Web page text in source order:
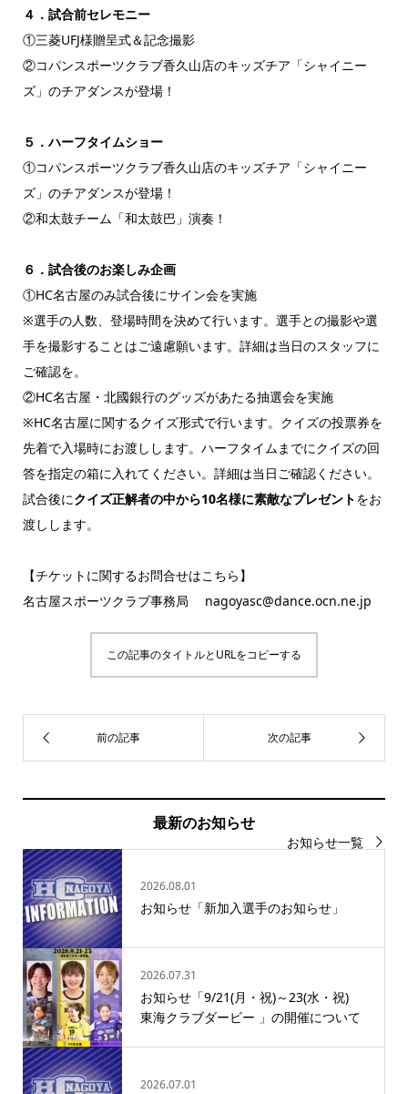
４．試合前セレモニー
①三菱UFJ様贈呈式＆記念撮影
②コパンスポーツクラブ香久山店のキッズチア「シャイニー
ズ」のチアダンスが登場！
５．ハーフタイムショー
①コパンスポーツクラブ香久山店のキッズチア「シャイニー
ズ」のチアダンスが登場！
②和太鼓チーム「和太鼓巴」演奏！
６．試合後のお楽しみ企画
①HC名古屋のみ試合後にサイン会を実施
※選手の人数、登場時間を決めて行います。選手との撮影や選
手を撮影することはご遠慮願います。詳細は当日のスタッフに
ご確認を。
②HC名古屋・北國銀行のグッズがあたる抽選会を実施
※HC名古屋に関するクイズ形式で行います。クイズの投票券を
先着で入場時にお渡しします。ハーフタイムまでにクイズの回
答を指定の箱に入れてください。詳細は当日ご確認ください。
試合後にクイズ正解者の中から10名様に素敵なプレゼントをお
渡しします。
【チケットに関するお問合せはこちら】
名古屋スポーツクラブ事務局 nagoyasc@dance.ocn.ne.jp
この記事のタイトルとURLをコピーする
最新のお知らせ
お知らせ一覧
2026.08.01
お知らせ「新加入選手のお知らせ」
2026.07.31
お知らせ「9/21(月・祝)～23(水・祝)
東海クラブダービー 」の開催について
2026.07.01